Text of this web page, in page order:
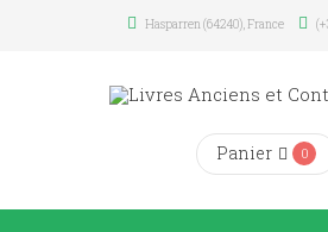
Hasparren (64240), France
Panier 0